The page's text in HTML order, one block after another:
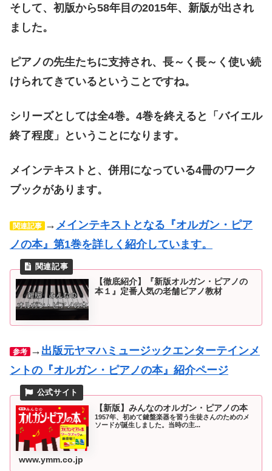
そして、初版から58年目の2015年、新版が出され
ました。
ピアノの先生たちに支持され、長～く長～く使い続
けられてきているということですね。
シリーズとしては全4巻。4巻を終えると「バイエル
終了程度」ということになります。
メインテキストと、併用になっている4冊のワーク
ブックがあります。
関連記事 → メインテキストとなる『オルガン・ピア
ノの本』第1巻を詳しく紹介しています。
【徹底紹介】『新版オルガン・ピアノの
本１』定番人気の老舗ピアノ教材
参考 → 出版元ヤマハミュージックエンターテインメ
ントの『オルガン・ピアノの本』紹介ページ
【新版】みんなのオルガン・ピアノの本
1957年、初めて鍵盤楽器を習う生徒さんのためのメ
ソードが誕生しました。当時の主...
www.ymm.co.jp